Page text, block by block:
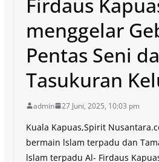
menggelar
Pentas Seni
Tasukuran
admin 27 Juni, 2025, 10:03 pm
Kuala Kapuas,Spirit
bermain lslam terpadu dan
lslam terpadu Al- Firdaus